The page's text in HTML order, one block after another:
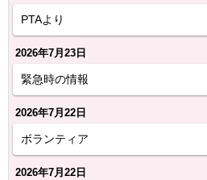
PTAより
2026年7月23日
緊急時の情報
2026年7月22日
ボランティア
2026年7月22日